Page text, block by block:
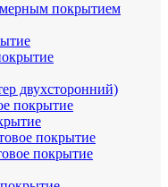
покрытием
двухсторонний)
покрытие
покрытие
покрытие